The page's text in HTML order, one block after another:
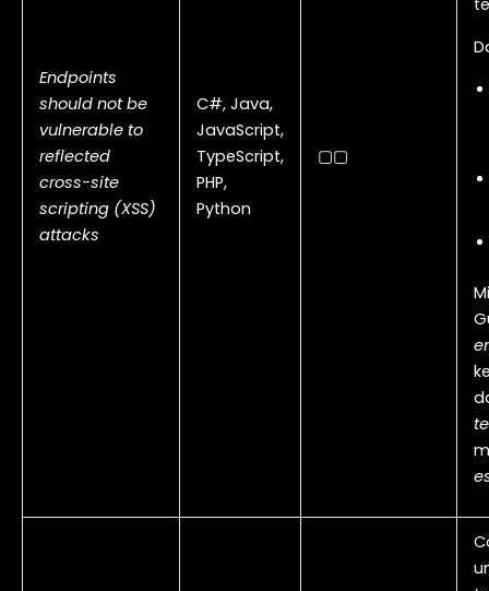
Endpoints
should not be
vulnerable to
reflected
cross-site
scripting (XSS)
attacks
C#, Java,
JavaScript,
TypeScript,
PHP,
Python
▢▢